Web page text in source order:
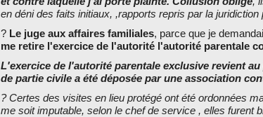
en déni des faits initiaux, ,rapports repris par la
? Le juge aux affaires familiales, parce que je
me retire l'exercice de l'autorité l'autorité parentale
L'exercice de l'autorité parentale exclusive revient
de partie civile a été déposée par une association
? Certes des visites en lieu protégé ont été ordonnées
me soit imputable, selon le chef de service , elles